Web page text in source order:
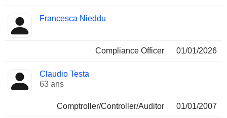
Francesca Nieddu
Compliance Officer 01/01/2026
Claudio Testa
63 ans
Comptroller/Controller/Auditor 01/01/2007